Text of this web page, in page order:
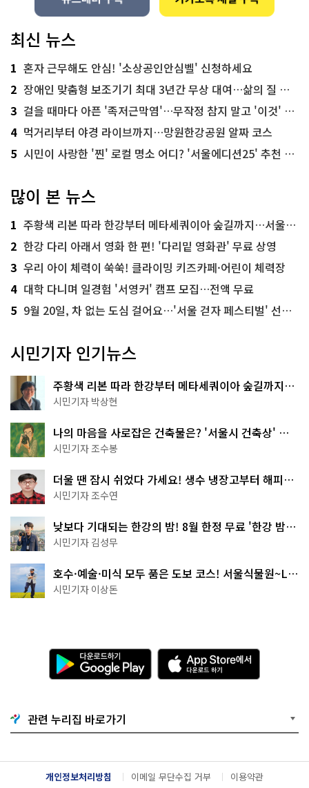
최신 뉴스
1 혼자 근무해도 안심! '소상공인안심벨' 신청하세요
2 장애인 맞춤형 보조기기 최대 3년간 무상 대여…삶의 질 높인다
3 걸을 때마다 아픈 '족저근막염'…무작정 참지 말고 '이것' 해보세요!
4 먹거리부터 야경 라이브까지…망원한강공원 알짜 코스
5 시민이 사랑한 '찐' 로컬 명소 어디? '서울에디션25' 추천 코스
많이 본 뉴스
1 주황색 리본 따라 한강부터 메타세쿼이아 숲길까지…서울둘레길 15코스
2 한강 다리 아래서 영화 한 편! '다리밑 영화관' 무료 상영
3 우리 아이 체력이 쑥쑥! 클라이밍 키즈카페·어린이 체력장
4 대학 다니며 일경험 '서영커' 캠프 모집…전액 무료
5 9월 20일, 차 없는 도심 걸어요…'서울 걷자 페스티벌' 선착순 5천명
시민기자 인기뉴스
주황색 리본 따라 한강부터 메타세쿼이아 숲길까지…
서울둘레길 15코스
시민기자 박상현
나의 마음을 사로잡은 건축물은? '서울시 건축상' 수
상작 공개!
시민기자 조수봉
더울 땐 잠시 쉬었다 가세요! 생수 냉장고부터 해피소
·무더위쉼터까지
시민기자 조수연
낮보다 기대되는 한강의 밤! 8월 한정 무료 '한강 밤
핑' 예약은?
시민기자 김성무
호수·예술·미식 모두 품은 도보 코스! 서울식물원~LG
아트센터~마곡테라스거리
시민기자 이상돈
다
운
로
기
G
o
g
l
e
A
p
p
e
서
다
운
관련 누리집 바로가기
개인정보처리방침 이메일 무단수집 거부 이용약관